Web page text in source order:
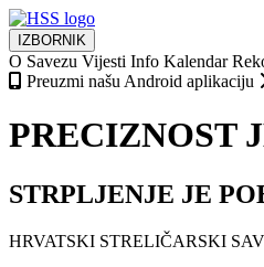
IZBORNIK
O Savezu Vijesti Info Kalendar
Preuzmi našu Android aplikaciju
PRECIZNOST
STRPLJENJE JE
HRVATSKI STRELIČARSKI